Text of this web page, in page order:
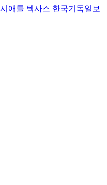
시애틀 텍사스 한국기독일보